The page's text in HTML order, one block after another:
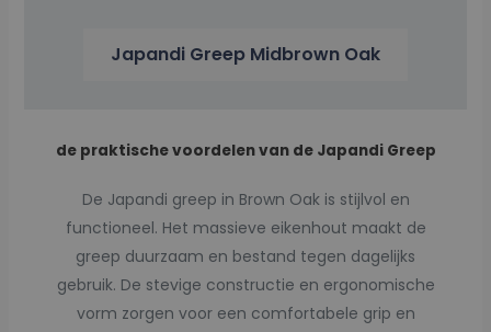
Japandi Greep Midbrown Oak
de praktische voordelen van de Japandi Greep
De Japandi greep in Brown Oak is stijlvol en
functioneel. Het massieve eikenhout maakt de
greep duurzaam en bestand tegen dagelijks
gebruik. De stevige constructie en ergonomische
vorm zorgen voor een comfortabele grip en